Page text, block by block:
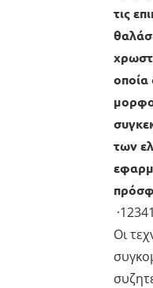
τις
οποία
των
Οι